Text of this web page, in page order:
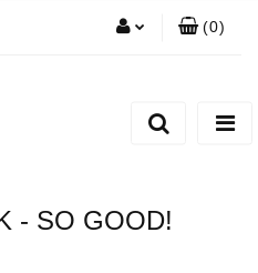
(0)
- SO GOOD!